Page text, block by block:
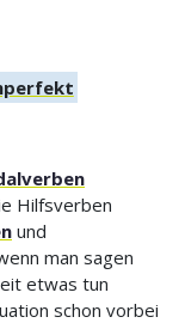
Hilfsverben
und
man sagen
etwas tun
schon vorbei